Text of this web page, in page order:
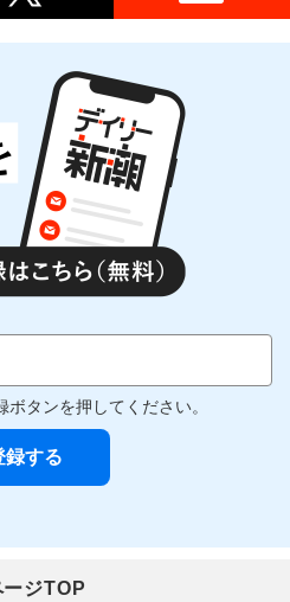
タンを押してください。
ージTOP